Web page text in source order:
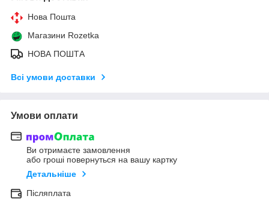
Нова Пошта
Магазини Rozetka
НОВА ПОШТА
Всі умови доставки
Умови оплати
Ви отримаєте замовлення
або гроші повернуться на вашу картку
Детальніше
Післяплата